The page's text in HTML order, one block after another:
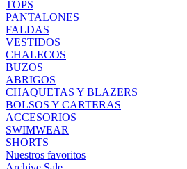
TOPS
PANTALONES
FALDAS
VESTIDOS
CHALECOS
BUZOS
ABRIGOS
CHAQUETAS Y BLAZERS
BOLSOS Y CARTERAS
ACCESORIOS
SWIMWEAR
SHORTS
Nuestros favoritos